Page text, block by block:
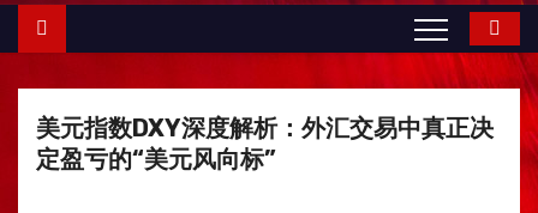
美元指数DXY深度解析：外汇交易中真正决
定盈亏的“美元风向标”